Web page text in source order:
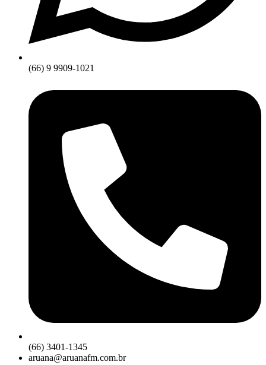
(66) 9 9909-1021
(66) 3401-1345
aruana@aruanafm.com.br